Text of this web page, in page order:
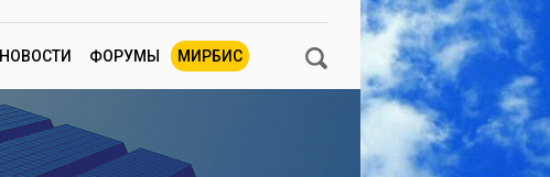
НОВОСТИ ФОРУМЫ МИРБИС